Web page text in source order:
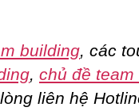
building , các
chủ đề team
lòng liên hệ